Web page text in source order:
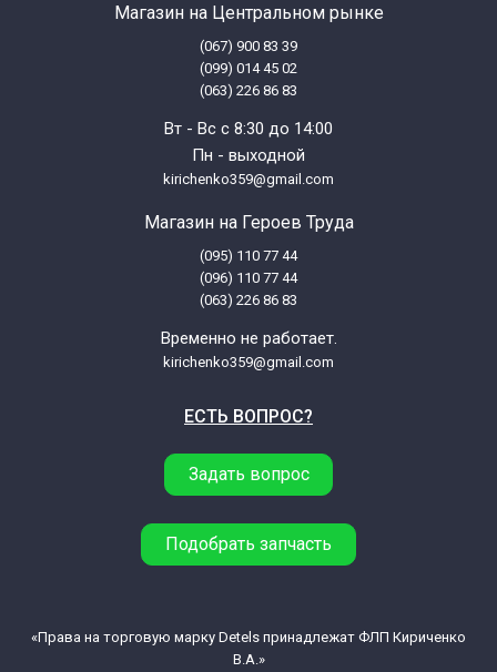
Магазин на Центральном рынке
(067) 900 83 39
(099) 014 45 02
(063) 226 86 83
Вт - Вс с 8:30 до 14:00
Пн - выходной
kirichenko359@gmail.com
Магазин на Героев Труда
(095) 110 77 44
(096) 110 77 44
(063) 226 86 83
Временно не работает.
kirichenko359@gmail.com
ЕСТЬ ВОПРОС?
Задать вопрос
Подобрать запчасть
«Права на торговую марку Detels принадлежат ФЛП Кириченко
В.А.»